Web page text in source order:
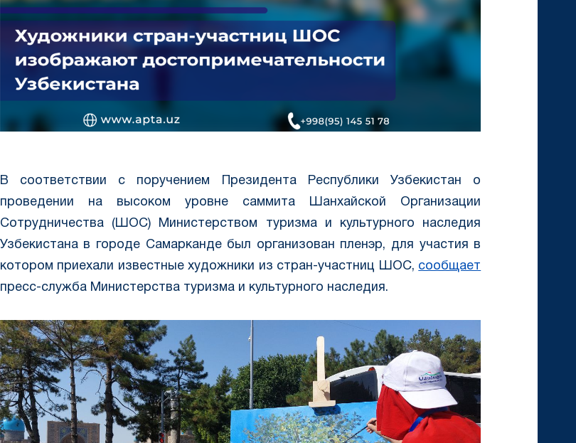
В соответствии с поручением Президента Республики Узбекистан о
проведении на высоком уровне саммита Шанхайской Организации
Сотрудничества (ШОС) Министерством туризма и культурного наследия
Узбекистана в городе Самарканде был организован пленэр, для участия в
котором приехали известные художники из стран-участниц ШОС, сообщает
пресс-служба Министерства туризма и культурного наследия.